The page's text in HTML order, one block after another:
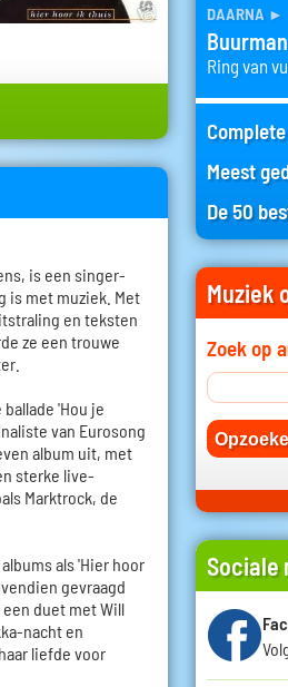
is een singer-
is met muziek. Met
en teksten
ze een trouwe
'Hou je
van Eurosong
album uit, met
sterke live-
Marktrock, de
als 'Hier hoor
gevraagd
duet met Will
nacht en
liefde voor
daarna ►
Buurman
Ring van
Meest
De 50
Muziek
Zoek op
Sociale